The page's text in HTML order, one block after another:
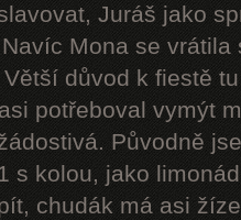
Juráš jako
Mona se vrátila
důvod k fiestě
potřeboval vymýt
Původně
s kolou, jako
chudák má asi